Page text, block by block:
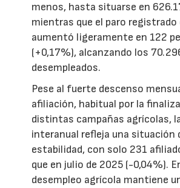
menos, hasta situarse en
mientras que el paro
aumentó ligeramente en 122
(+0,17%), alcanzando los
desempleados.
Pese al fuerte descenso
afiliación, habitual por la
distintas campañas agrícolas,
interanual refleja una situación
estabilidad, con solo 231
que en julio de 2025 (-0,04%).
desempleo agrícola mantiene